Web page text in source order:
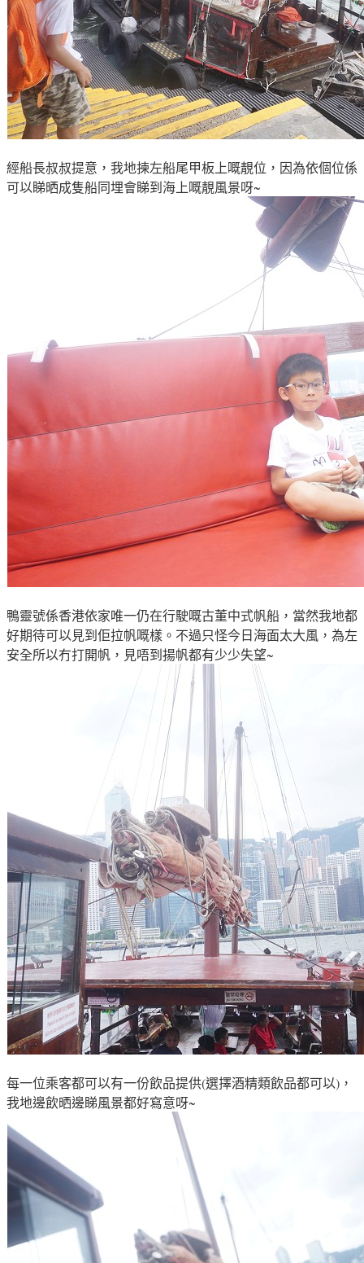
經船長叔叔提意 ，我地揀左船尾甲板上嘅靚位，因為依個位係
可以睇晒成隻船同埋會睇到海上嘅靚風景呀~
鴨靈號係香港依家唯一仍在行駛嘅古董中式帆船，當然我地都
好期待可以見到佢拉帆嘅樣 。不過只怪今日海面太大風，為左
安全所以冇打開帆，見唔到揚帆都有少少失望~
每一位乘客都可以有一份飲品提供(選擇酒精類飲品都可以)，
我地邊飲晒邊睇風景都好寫意呀~